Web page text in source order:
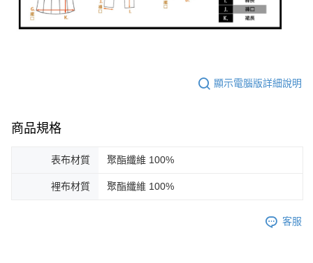
顯示電腦版詳細說明
商品規格
表布材質 聚酯纖維 100%
裡布材質 聚酯纖維 100%
客服